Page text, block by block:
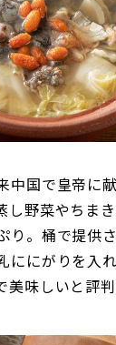
中国で皇帝に
し野菜やちま
り。桶で提供
ににがりを入
味しいと評判